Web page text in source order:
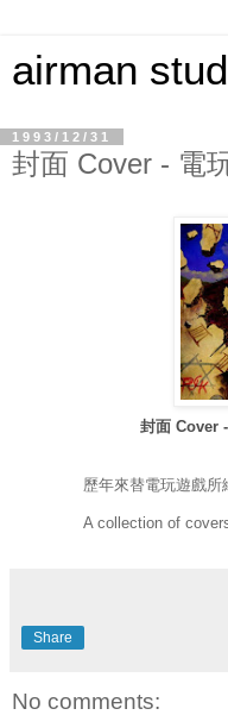
airman
1993/12/31
封面 Cover - 電
封面 Cover
歷年來替電玩遊戲所
A collection of
Share
No comments: